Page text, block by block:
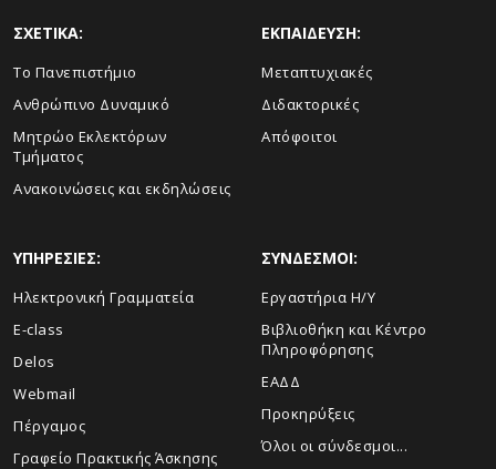
ΣΧΕΤΙΚΑ:
Το Πανεπιστήμιο
Ανθρώπινο Δυναμικό
Μητρώο Εκλεκτόρων
Τμήματος
Ανακοινώσεις και εκδηλώσεις
ΕΚΠΑΙΔΕΥΣΗ:
Μεταπτυχιακές
Διδακτορικές
Απόφοιτοι
ΥΠΗΡΕΣΙΕΣ:
Ηλεκτρονική Γραμματεία
E-class
Delos
Webmail
Πέργαμος
Γραφείο Πρακτικής Άσκησης
ΣΥΝΔΕΣΜΟΙ:
Εργαστήρια Η/Υ
Βιβλιοθήκη και Κέντρο
Πληροφόρησης
ΕΑΔΔ
Προκηρύξεις
Όλοι οι σύνδεσμοι...